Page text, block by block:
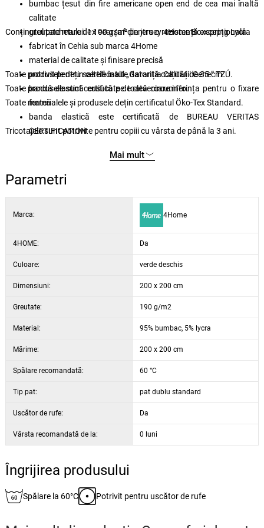
bumbac țesut din fire americane open end de cea mai înaltă
calitate
greutate mare de 190 g/m² pentru o rezistență excepțională
fabricat în Cehia sub marca 4Home
material de calitate și finisare precisă
potrivit pentru saltele înalte datorită colțului de 35 cm
bandă elastică cusută pe toată circumferința pentru o fixare
fermă
banda elastică este certificată de BUREAU VERITAS
CERTIFICATION
potrivit pentru uscare în uscător, la un program delicat
selecție de nuanțe elegante
Conținutul pachetului: 1x cearșaf din jersey 4Home Boxspring Lycra
Toate produsele dețin certificatul „Garanția Calității Cehe” TZÚ.
Toate produsele sunt certificate de clevercare.info.
Toate materialele și produsele dețin certificatul Öko-Tex Standard.
Tricotajele sunt potrivite pentru copiii cu vârsta de până la 3 ani.
Mai mult
Parametri
Marca: 4Home
4HOME: Da
Culoare: verde deschis
Dimensiuni: 200 x 200 cm
Greutate: 190 g/m2
Material: 95% bumbac, 5% lycra
Mărime: 200 x 200 cm
Spălare recomandată: 60 °C
Tip pat: pat dublu standard
Uscător de rufe: Da
Vârsta recomandată de la: 0 luni
Îngrijirea produsului
Spălare la 60°C Potrivit pentru uscător de rufe